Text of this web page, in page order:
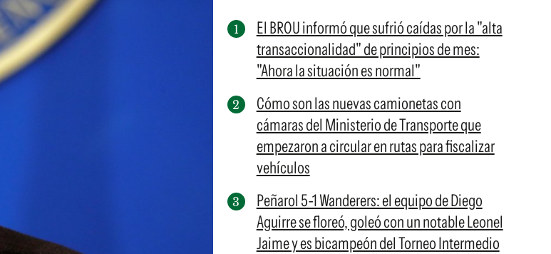
El BROU informó que sufrió caídas por la "alta
transaccionalidad" de principios de mes:
"Ahora la situación es normal"
Cómo son las nuevas camionetas con
cámaras del Ministerio de Transporte que
empezaron a circular en rutas para fiscalizar
vehículos
Peñarol 5-1 Wanderers: el equipo de Diego
Aguirre se floreó, goleó con un notable Leonel
Jaime y es bicampeón del Torneo Intermedio